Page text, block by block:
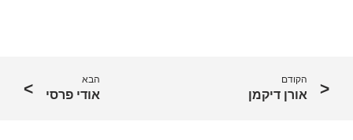
הקודם
אורן דיקמן
הבא
אודי פרסי